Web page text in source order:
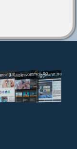
skolesvommen.notryggivann.no